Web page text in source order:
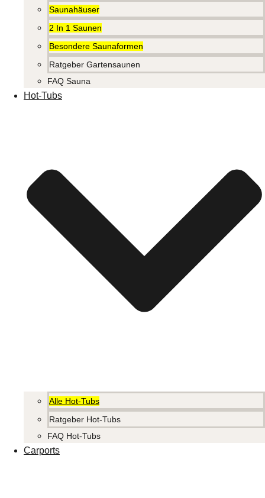
Saunahäuser
2 In 1 Saunen
Besondere Saunaformen
Ratgeber Gartensaunen
FAQ Sauna
Hot-Tubs
Alle Hot-Tubs
Ratgeber Hot-Tubs
FAQ Hot-Tubs
Carports